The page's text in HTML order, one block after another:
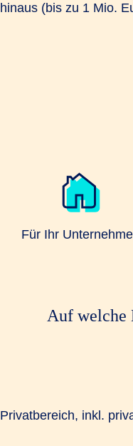
hinaus (bis zu 1 Mio.
Für Ihr
Auf welche
Privatbereich, inkl.